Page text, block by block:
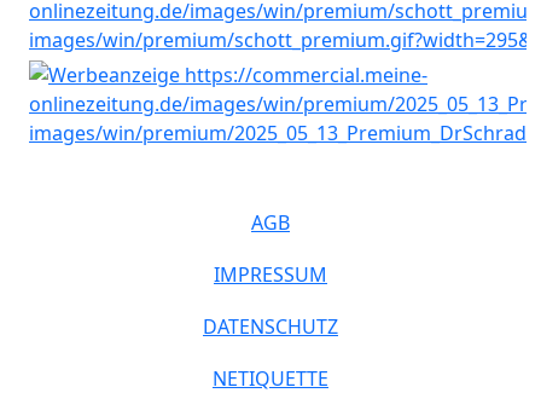
AGB
IMPRESSUM
DATENSCHUTZ
NETIQUETTE